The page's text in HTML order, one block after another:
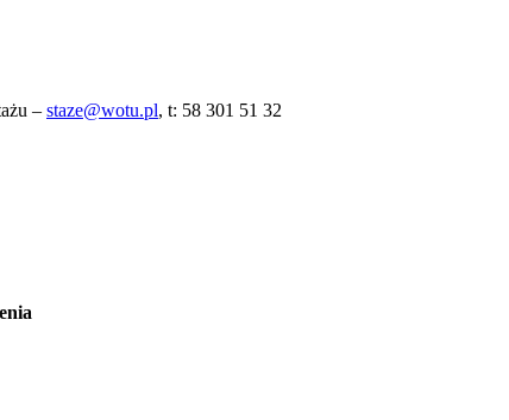
– staze@wotu.pl, t: 58 301 51 32